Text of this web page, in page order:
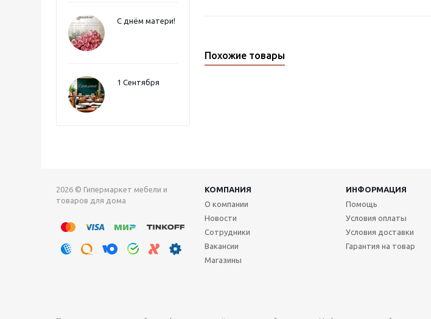
С днём матери!
1 Сентября
Похожие товары
2026 © Гипермаркет мебели и
товаров для дома
КОМПАНИЯ ИНФОРМАЦИЯ
О компании
Новости
Сотрудники
Вакансии
Магазины
Помощь
Условия оплаты
Условия доставки
Гарантия на товар